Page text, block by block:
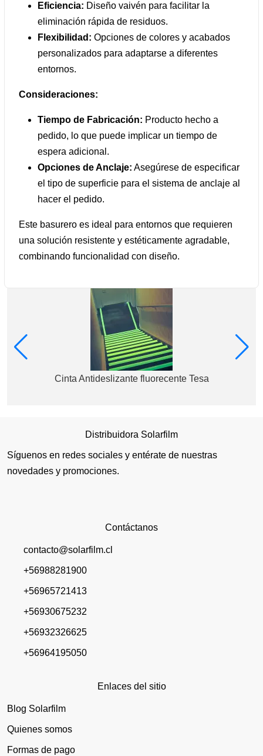
Eficiencia: Diseño vaivén para facilitar la
eliminación rápida de residuos.
Flexibilidad: Opciones de colores y acabados
personalizados para adaptarse a diferentes
entornos.
Consideraciones:
Tiempo de Fabricación: Producto hecho a
pedido, lo que puede implicar un tiempo de
espera adicional.
Opciones de Anclaje: Asegúrese de especificar
el tipo de superficie para el sistema de anclaje al
hacer el pedido.
Este basurero es ideal para entornos que requieren
una solución resistente y estéticamente agradable,
combinando funcionalidad con diseño.
Cinta Antideslizante fluorecente Tesa
Distribuidora Solarfilm
Síguenos en redes sociales y entérate de nuestras
novedades y promociones.
Contáctanos
contacto@solarfilm.cl
+56988281900
+56965721413
+56930675232
+56932326625
+56964195050
Enlaces del sitio
Blog Solarfilm
Quienes somos
Formas de pago